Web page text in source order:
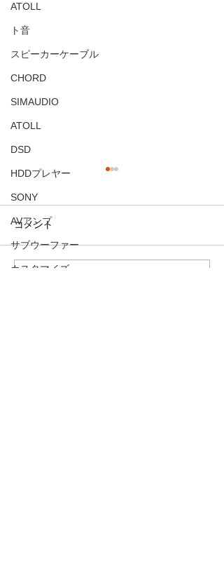
ATOLL
ト音
スピーカーケーブル
CHORD
SIMAUDIO
ATOLL
DSD
HDDプレヤー
SONY
AVアンプ
サブウーファー
カスタマイズ
覚醒！！！
コメント